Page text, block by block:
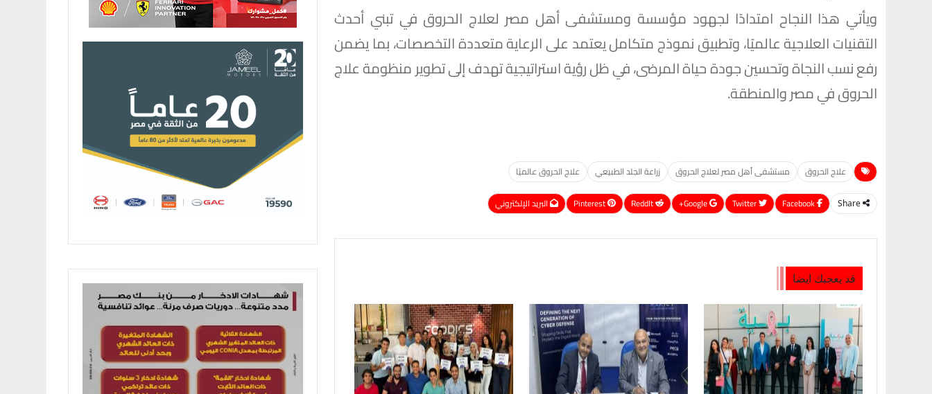
ويأتي هذا النجاح امتدادًا لجهود مؤسسة ومستشفى أهل مصر لعلاج الحروق في تبني أحدث
التقنيات العلاجية عالميًا، وتطبيق نموذج متكامل يعتمد على الرعاية متعددة التخصصات، بما يضمن
رفع نسب النجاة وتحسين جودة حياة المرضى، في ظل رؤية استراتيجية تهدف إلى تطوير منظومة علاج
الحروق في مصر والمنطقة.
علاج الحروق مستشفى أهل مصر لعلاج الحروق زراعة الجلد الطبيعي علاج الحروق عالميًا
Share
Google+
ReddIt
Pinterest البريد الإلكتروني
قد يعجبك ايضا